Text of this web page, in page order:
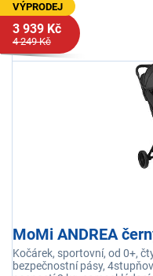
VÝPRODEJ
3 939 Kč
4 249 Kč
MoMi ANDREA
Kočárek, sportovní, od 0+,
bezpečnostní pásy,